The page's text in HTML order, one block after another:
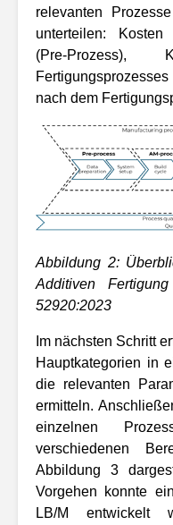
relevanten
unterteilen:
(Pre-
nach dem
Abbildung 2:
Additiven
52920:2023
Im nächsten Schritt
Hauptkategorien in
die relevanten
ermitteln.
einzelnen
verschiedenen
Abbildung 3
Vorgehen konnte
LB/M entwickelt